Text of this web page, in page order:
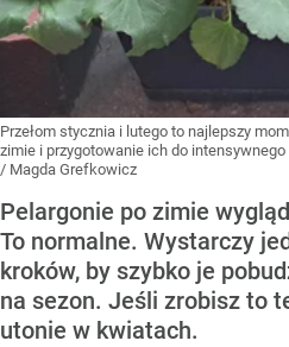
Przełom stycznia i lutego to najlepszy
zimie i przygotowanie ich do
/ Magda Grefkowicz
Pelargonie po zimie
To normalne. Wystarczy
kroków, by szybko je
na sezon. Jeśli zrobisz to
utonie w kwiatach.